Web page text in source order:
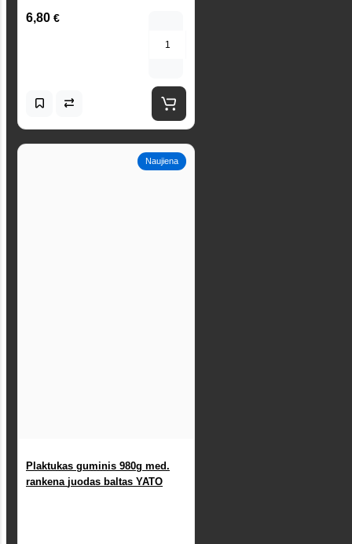
6,80 €
Naujiena
Plaktukas guminis 980g med.
rankena juodas baltas YATO